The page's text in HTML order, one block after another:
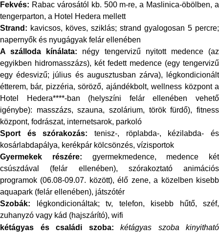
Fekvés: Rabac városától kb. 500 m-re, a Maslinica-öbölben, a
tengerparton, a Hotel Hedera mellett
Strand: kavicsos, köves, sziklás; strand gyalogosan 5 percre;
napernyők és nyugágyak felár ellenében
A szálloda kínálata: négy tengervizű nyitott medence (az
egyikben hidromasszázs), két fedett medence (egy tengervizű
egy édesvizű; július és augusztusban zárva), légkondicionált
étterem, bár, pizzéria, söröző, ajándékbolt, wellness központ a
Hotel Hedera****-ban (helyszíni felár ellenében vehető
igénybe): masszázs, szauna, szolárium, török fürdő), fitness
központ, fodrászat, internetsarok, parkoló
Sport és szórakozás: tenisz-, röplabda-, kézilabda- és
kosárlabdapálya, kerékpár kölcsönzés, vízisportok
Gyermekek részére: gyermekmedence, medence két
csúszdával (felár ellenében), szórakoztató animációs
programok (06.08-09.07. között), élő zene, a közelben kisebb
aquapark (felár ellenében), játszótér
Szobák: légkondicionáltak; tv, telefon, kisebb hűtő, széf,
zuhanyzó vagy kád (hajszárító), wifi
kétágyas és családi szoba: kétágyas szoba kinyitható